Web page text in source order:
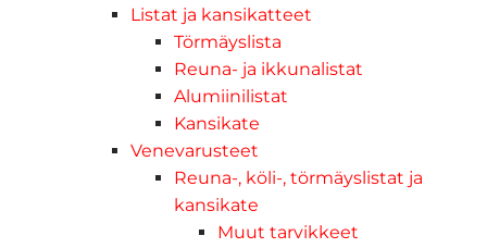
Listat ja kansikatteet
Törmäyslista
Reuna- ja ikkunalistat
Alumiinilistat
Kansikate
Venevarusteet
Reuna-, köli-, törmäyslistat ja
kansikate
Muut tarvikkeet